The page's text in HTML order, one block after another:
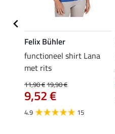
Felix Bühler
functioneel shirt Lana
met rits
11,90 €19,90 €
9,52 €
4.9 15